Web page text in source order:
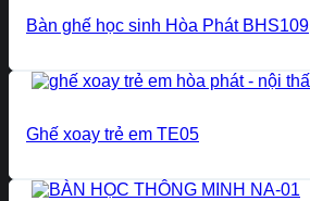
Bàn ghế học sinh Hòa Phát BHS109
Ghế xoay trẻ em TE05